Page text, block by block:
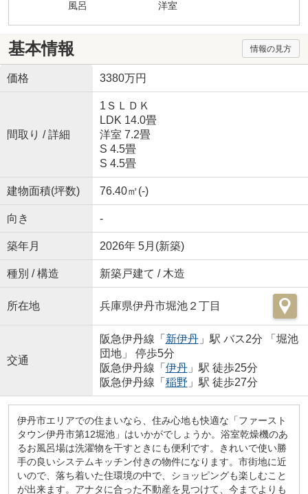
風呂 洋室
基本情報 情報の見方
価格 3380万円
間取り / 詳細
1ＳＬＤＫ
LDK 14.0畳
洋室 7.2畳
S 4.5畳
S 4.5畳
建物面積(坪数) 76.40㎡(-)
向き -
築年月 2026年 5月(新築)
種別 / 構造 新築戸建て / 木造
所在地 兵庫県伊丹市堀池２丁目
交通
阪急伊丹線「 新伊丹」駅 バス2分 「堀池
団地」 停歩5分
阪急伊丹線「 伊丹」駅 徒歩25分
阪急伊丹線「 稲野 」駅 徒歩27分
伊丹市エリアでの住まいなら、住み心地も快適な「ファースト
タウン伊丹市第12堀池」はいかがでしょうか。浴室乾燥機のあ
るお風呂場は洗濯物を干すときにも便利です。きれいで使い勝
手の良いシステムキッチン付きの物件になります。市街地に近
いので、落ち着いた住環境の中で、ショッピングも楽しむこと
が出来ます。アナタに合った不動産を見つけて、今までよりも